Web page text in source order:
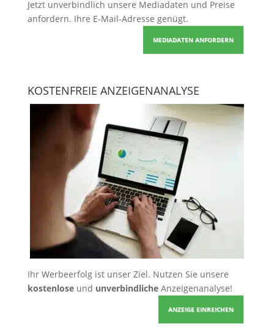
Jetzt unverbindlich unsere Mediadaten und Preise
anfordern. Ihre E-Mail-Adresse genügt.
MEDIADATEN ANFORDERN
KOSTENFREIE ANZEIGENANALYSE
Ihr Werbeerfolg ist unser Ziel. Nutzen Sie unsere
kostenloseund unverbindlicheAnzeigenanalyse!
ANZEIGE EINREICHEN